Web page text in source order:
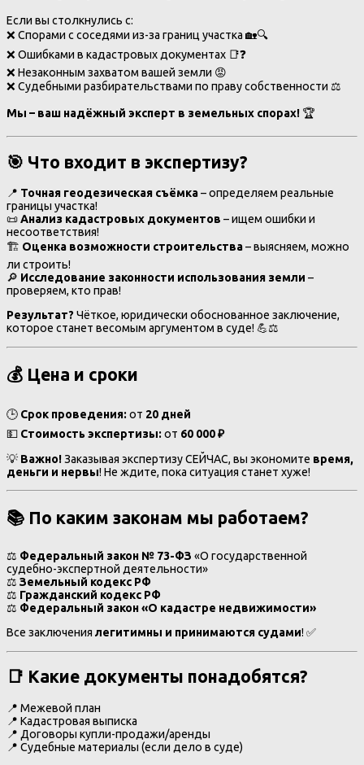
Если вы столкнулись с:
❌ Спорами с соседями из-за границ участка 🏡🔍
❌ Ошибками в кадастровых документах 📑❓
❌ Незаконным захватом вашей земли 😡
❌ Судебными разбирательствами по праву собственности ⚖️
Мы – ваш надёжный эксперт в земельных спорах! 🏆
🎯 Что входит в экспертизу?
📍 Точная геодезическая съёмка– определяем реальные
границы участка!
📜Анализ кадастровых документов – ищем ошибки и
несоответствия!
🏗 Оценка возможности строительства– выясняем, можно
ли строить!
🔎 Исследование законности использования земли –
проверяем, кто прав!
Результат? Чёткое, юридически обоснованное заключение,
которое станет весомым аргументом в суде! 💪⚖️
💰 Цена и сроки
🕒 Срок проведения:от 20 дней
💵 Стоимость экспертизы:от 60 000 ₽
💡 Важно!Заказывая экспертизу СЕЙЧАС, вы экономите время,
деньги и нервы! Не ждите, пока ситуация станет хуже!
📚 По каким законам мы работаем?
⚖ Федеральный закон № 73-ФЗ «О государственной
судебно-экспертной деятельности»
⚖ Земельный кодекс РФ
⚖ Гражданский кодекс РФ
⚖ Федеральный закон «О кадастре недвижимости»
Все заключения легитимны и принимаются судами! ✅
📑 Какие документы понадобятся?
📍 Межевой план
📍 Кадастровая выписка
📍 Договоры купли-продажи/аренды
📍 Судебные материалы (если дело в суде)